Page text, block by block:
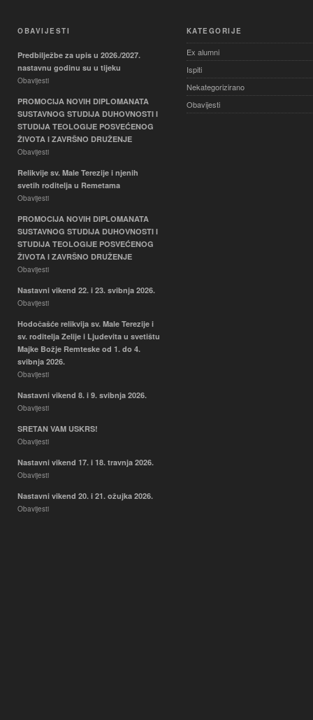
OBAVIJESTI
Predbilježbe za upis u 2026./2027.
nastavnu godinu su u tijeku
Obavijesti
PROMOCIJA NOVIH DIPLOMANATA
SUSTAVNOG STUDIJA DUHOVNOSTI I
STUDIJA TEOLOGIJE POSVEĆENOG
ŽIVOTA I ZAVRŠNO DRUŽENJE
Obavijesti
Relikvije sv. Male Terezije i njenih
svetih roditelja u Remetama
Obavijesti
PROMOCIJA NOVIH DIPLOMANATA
SUSTAVNOG STUDIJA DUHOVNOSTI I
STUDIJA TEOLOGIJE POSVEĆENOG
ŽIVOTA I ZAVRŠNO DRUŽENJE
Obavijesti
Nastavni vikend 22. i 23. svibnja 2026.
Obavijesti
Hodočašće relikvija sv. Male Terezije i
sv. roditelja Zelije i Ljudevita u svetištu
Majke Božje Remteske od 1. do 4.
svibnja 2026.
Obavijesti
Nastavni vikend 8. i 9. svibnja 2026.
Obavijesti
SRETAN VAM USKRS!
Obavijesti
Nastavni vikend 17. i 18. travnja 2026.
Obavijesti
Nastavni vikend 20. i 21. ožujka 2026.
Obavijesti
KATEGORIJE
Ex alumni
Ispiti
Nekategorizirano
Obavijesti